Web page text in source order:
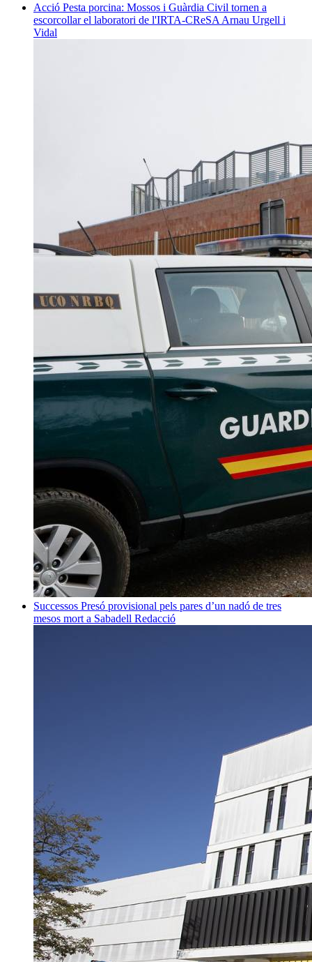
Acció Pesta porcina: Mossos i Guàrdia Civil tornen a
escorcollar el laboratori de l'IRTA-CReSA Arnau Urgell i
Vidal
Successos Presó provisional pels pares d’un nadó de tres
mesos mort a Sabadell Redacció